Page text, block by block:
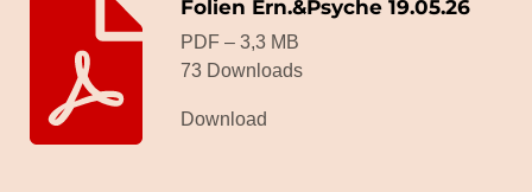
Folien Ern.&Psyche 19.05.26
PDF – 3,3 MB
73 Downloads
Download